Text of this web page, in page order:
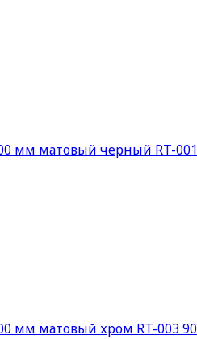
мм матовый черный RT-
мм матовый хром RT-003